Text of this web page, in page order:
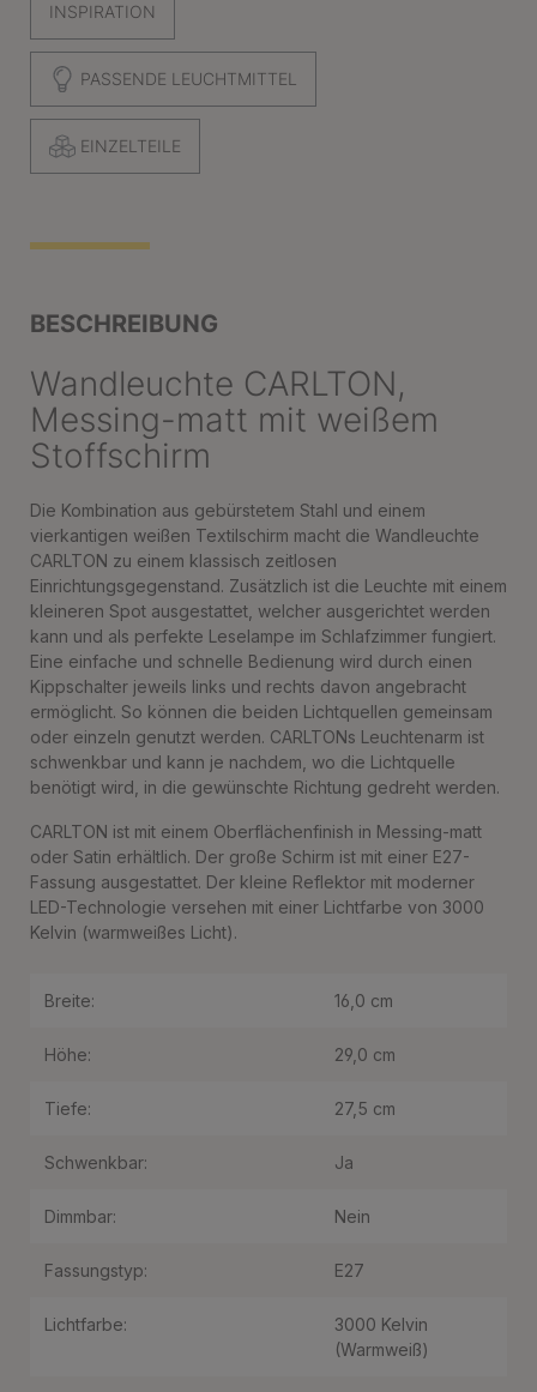
INSPIRATION
PASSENDE LEUCHTMITTEL
EINZELTEILE
BESCHREIBUNG
Wandleuchte CARLTON,
Messing-matt mit weißem
Stoffschirm
Die Kombination aus gebürstetem Stahl und einem
vierkantigen weißen Textilschirm macht die Wandleuchte
CARLTON zu einem klassisch zeitlosen
Einrichtungsgegenstand. Zusätzlich ist die Leuchte mit einem
kleineren Spot ausgestattet, welcher ausgerichtet werden
kann und als perfekte Leselampe im Schlafzimmer fungiert.
Eine einfache und schnelle Bedienung wird durch einen
Kippschalter jeweils links und rechts davon angebracht
ermöglicht. So können die beiden Lichtquellen gemeinsam
oder einzeln genutzt werden. CARLTONs Leuchtenarm ist
schwenkbar und kann je nachdem, wo die Lichtquelle
benötigt wird, in die gewünschte Richtung gedreht werden.
CARLTON ist mit einem Oberflächenfinish in Messing-matt
oder Satin erhältlich. Der große Schirm ist mit einer E27-
Fassung ausgestattet. Der kleine Reflektor mit moderner
LED-Technologie versehen mit einer Lichtfarbe von 3000
Kelvin (warmweißes Licht).
Breite: 16,0 cm
Höhe: 29,0 cm
Tiefe: 27,5 cm
Schwenkbar: Ja
Dimmbar: Nein
Fassungstyp: E27
Lichtfarbe:
3000 Kelvin
(Warmweiß)